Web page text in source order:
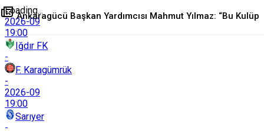
Loading...
2026-09
19:00
Iğdır FK
-
F. Karagümrük
-
2026-09
19:00
Sarıyer
-
Ankaragücü Başkan Yardımcısı Mahmut Yılmaz: “Bu Kulüp
Göz Göre Göre Katlediliyor”